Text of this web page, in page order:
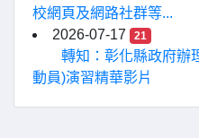
校網頁及網路社群等...
2026-07-17
21
轉知：彰化縣政府辦
動員)演習精華影片